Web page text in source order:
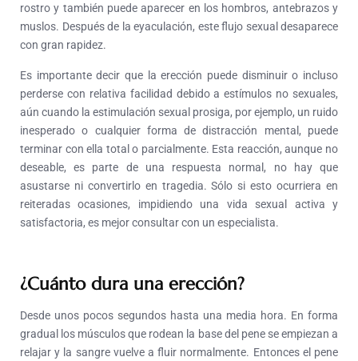
rostro y también puede aparecer en los hombros, antebrazos y
muslos. Después de la eyaculación, este flujo sexual desaparece
con gran rapidez.
Es importante decir que la erección puede disminuir o incluso
perderse con relativa facilidad debido a estímulos no sexuales,
aún cuando la estimulación sexual prosiga, por ejemplo, un ruido
inesperado o cualquier forma de distracción mental, puede
terminar con ella total o parcialmente. Esta reacción, aunque no
deseable, es parte de una respuesta normal, no hay que
asustarse ni convertirlo en tragedia. Sólo si esto ocurriera en
reiteradas ocasiones, impidiendo una vida sexual activa y
satisfactoria, es mejor consultar con un especialista.
¿Cuánto dura una erección?
Desde unos pocos segundos hasta una media hora. En forma
gradual los músculos que rodean la base del pene se empiezan a
relajar y la sangre vuelve a fluir normalmente. Entonces el pene